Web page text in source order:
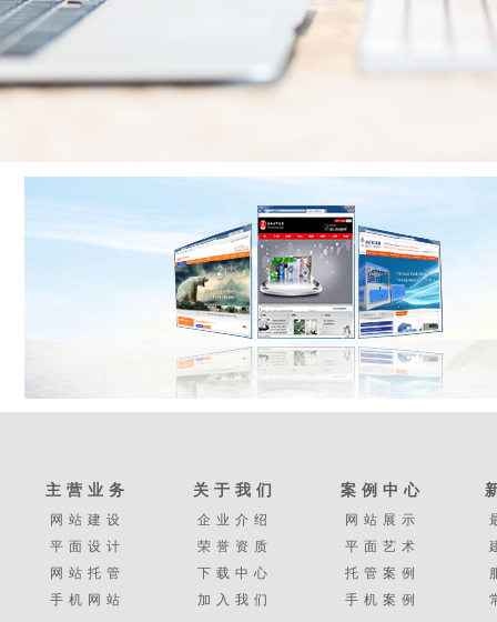
案例中心
网站展示
平面艺术
托管案例
手机案例
关于我们
企业介绍
荣誉资质
下载中心
加入我们
主营业务
网站建设
平面设计
网站托管
手机网站